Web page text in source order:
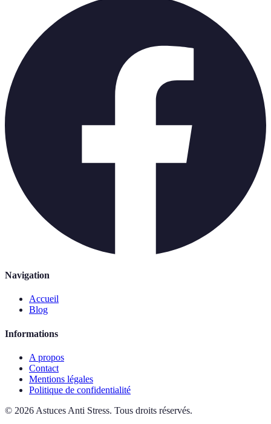
Navigation
Accueil
Blog
Informations
A propos
Contact
Mentions légales
Politique de confidentialité
© 2026 Astuces Anti Stress. Tous droits réservés.